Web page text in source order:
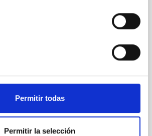
Permitir todas
Permitir la selección
dominated model of star formation,
alignments between the magnetic
field. A. Pandhi et al. showed
that the orientation of cores and
5 2026